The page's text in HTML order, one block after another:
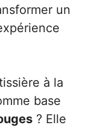
un
à la
base
? Elle